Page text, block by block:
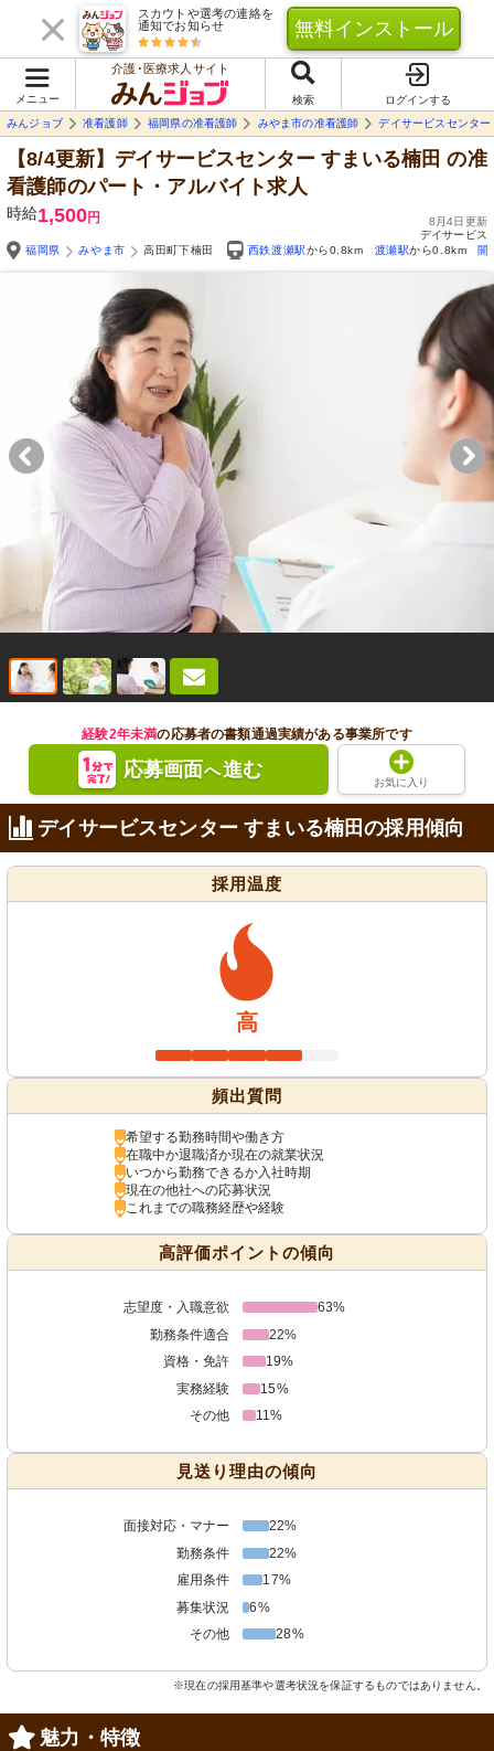
スカウトや選考の連絡を
通知でお知らせ
無料インストール
メニュー
介護･医療求人サイト
検索
ログインする
みんジョブ
准看護師 福岡県の准看護師 みやま市の准看護師 デイサービスセンタ
【8/4更新】デイサービスセンター すまいる楠田 の准
看護師のパート・アルバイト求人
時給1,500円
8月4日更新
デイサービス
福岡県
みやま市 高田町下楠田 西鉄渡瀬駅から0.8km 渡瀬駅から0.8km 開
経験2年未満の応募者の書類通過実績がある事業所です
応募画面へ進む
お気に入り
デイサービスセンター すまいる楠田の採用傾向
採用温度
高
頻出質問
希望する勤務時間や働き方
在職中か退職済か現在の就業状況
いつから勤務できるか入社時期
現在の他社への応募状況
これまでの職務経歴や経験
高評価ポイントの傾向
志望度・入職意欲
63%
勤務条件適合
22%
資格・免許
19%
実務経験
15%
その他
11%
見送り理由の傾向
面接対応・マナー
22%
勤務条件
22%
雇用条件
17%
募集状況
6%
その他
28%
※現在の採用基準や選考状況を保証するものではありません。
魅力・特徴